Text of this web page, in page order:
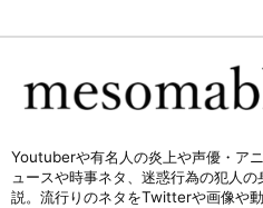
Youtuberや有名人の炎上や声優・ア
ュースや時事ネタ、迷惑行為の犯人
説。流行りのネタをTwitterや画像や